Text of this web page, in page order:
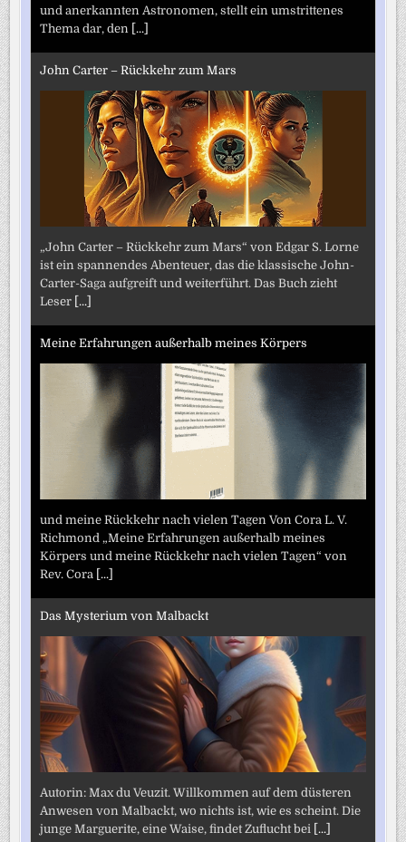
und anerkannten Astronomen, stellt ein umstrittenes
Thema dar, den
[...]
John Carter – Rückkehr zum Mars
„John Carter – Rückkehr zum Mars“ von Edgar S. Lorne
ist ein spannendes Abenteuer, das die klassische John-
Carter-Saga aufgreift und weiterführt. Das Buch zieht
Leser [...]
Meine Erfahrungen außerhalb meines Körpers
und meine Rückkehr nach vielen Tagen Von Cora L. V.
Richmond „Meine Erfahrungen außerhalb meines
Körpers und meine Rückkehr nach vielen Tagen“ von
Rev. Cora
[...]
Das Mysterium von Malbackt
Autorin: Max du Veuzit. Willkommen auf dem düsteren
Anwesen von Malbackt, wo nichts ist, wie es scheint. Die
junge Marguerite, eine Waise, findet Zuflucht bei
[...]